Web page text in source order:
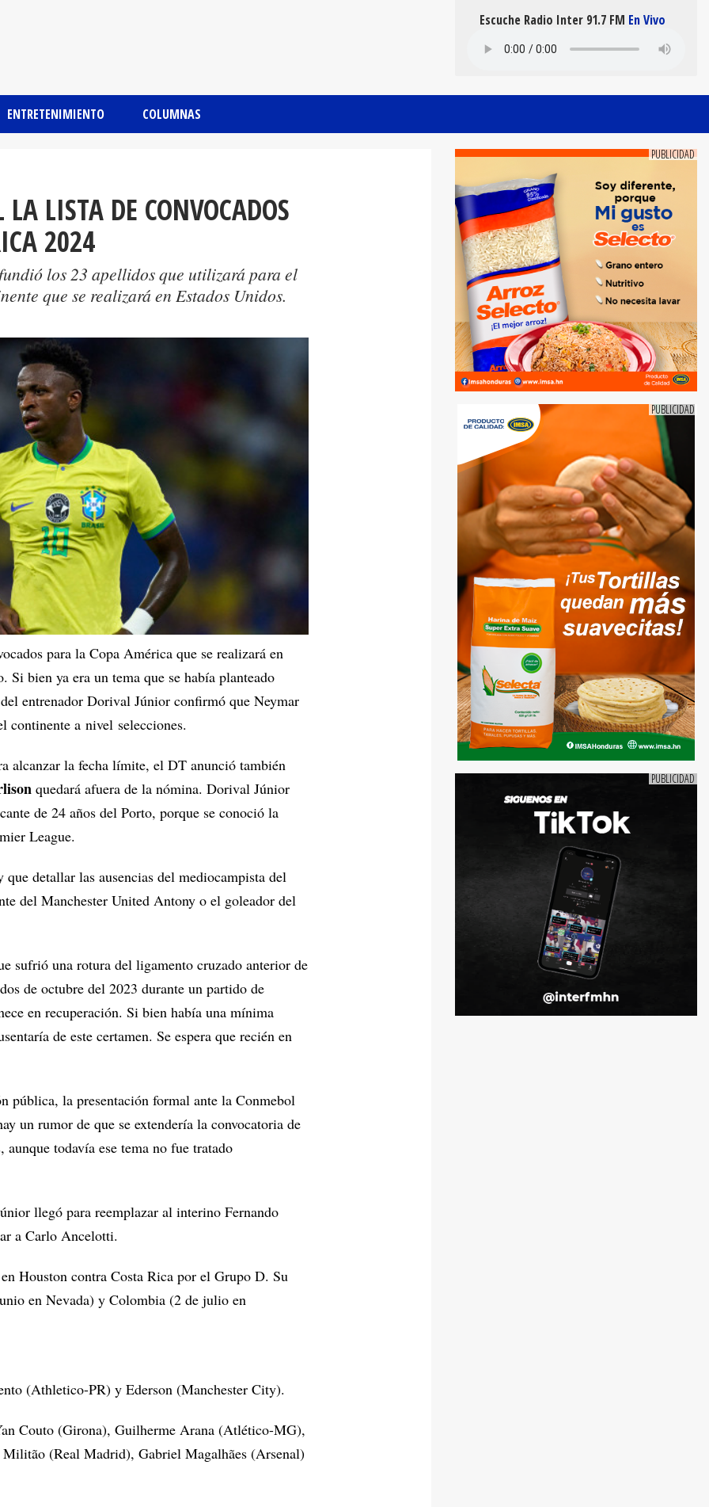
ENTRETENIMIENTO COLUMNAS
Escuche Radio Inter 91.7 FM En Vivo
LISTA DE CONVOCADOS
2024
los 23 apellidos que utilizará para el
que se realizará en Estados Unidos.
para la Copa América que se realizará en
bien ya era un tema que se había planteado
entrenador Dorival Júnior confirmó que Neymar
continente a nivel selecciones.
alcanzar la fecha límite, el DT anunció también
quedará afuera de la nómina. Dorival Júnior
de 24 años del Porto, porque se conoció la
League.
que detallar las ausencias del mediocampista del
del Manchester United Antony o el goleador del
sufrió una rotura del ligamento cruzado anterior de
de octubre del 2023 durante un partido de
en recuperación. Si bien había una mínima
de este certamen. Se espera que recién en
pública, la presentación formal ante la Conmebol
un rumor de que se extendería la convocatoria de
todavía ese tema no fue tratado
llegó para reemplazar al interino Fernando
a Carlo Ancelotti.
Houston contra Costa Rica por el Grupo D. Su
en Nevada) y Colombia (2 de julio en
(Athletico-PR) y Ederson (Manchester City).
Couto (Girona), Guilherme Arana (Atlético-MG),
(Real Madrid), Gabriel Magalhães (Arsenal)